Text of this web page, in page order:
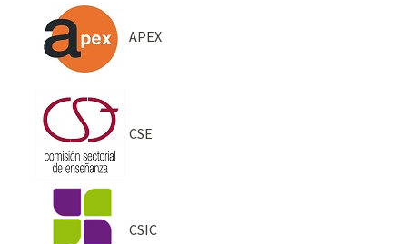
APEX
CSE
CSIC